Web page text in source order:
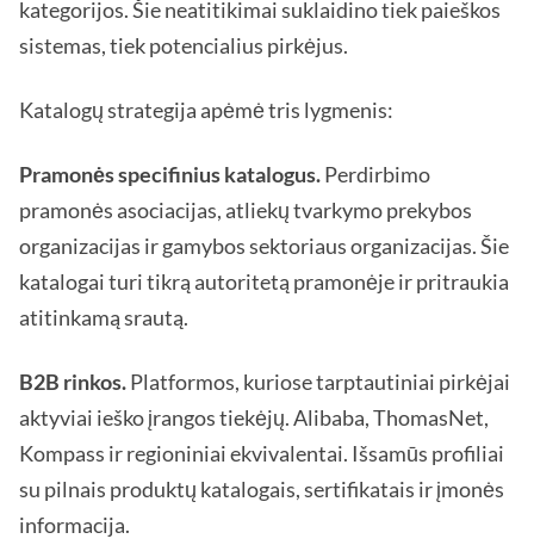
kategorijos. Šie neatitikimai suklaidino tiek paieškos
sistemas, tiek potencialius pirkėjus.
Katalogų strategija apėmė tris lygmenis:
Pramonės specifinius katalogus.Perdirbimo
pramonės asociacijas, atliekų tvarkymo prekybos
organizacijas ir gamybos sektoriaus organizacijas. Šie
katalogai turi tikrą autoritetą pramonėje ir pritraukia
atitinkamą srautą.
B2B rinkos.Platformos, kuriose tarptautiniai pirkėjai
aktyviai ieško įrangos tiekėjų. Alibaba, ThomasNet,
Kompass ir regioniniai ekvivalentai. Išsamūs profiliai
su pilnais produktų katalogais, sertifikatais ir įmonės
informacija.